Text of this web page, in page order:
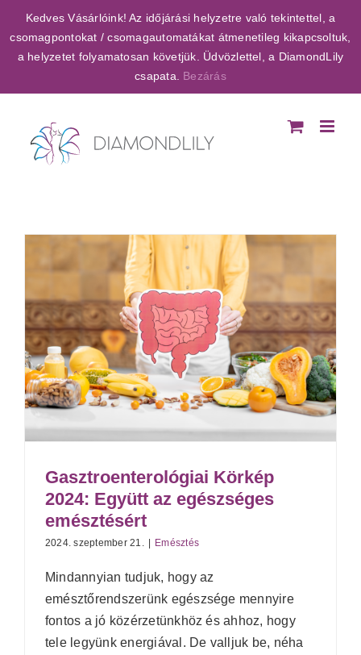
Kedves Vásárlóink! Az időjárási helyzetre való tekintettel, a
csomagpontokat / csomagautomatákat átmenetileg kikapcsoltuk,
a helyzetet folyamatosan követjük. Üdvözlettel, a DiamondLily
csapata. Bezárás
Gasztroenterológiai Körkép
2024: Együtt az egészséges
emésztésért
2024. szeptember 21. | Emésztés
Mindannyian tudjuk, hogy az
emésztőrendszerünk egészsége mennyire
fontos a jó közérzetünkhöz és ahhoz, hogy
tele legyünk energiával. De valljuk be, néha